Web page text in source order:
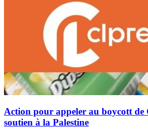
Action pour appeler au boycott de
soutien à la Palestine